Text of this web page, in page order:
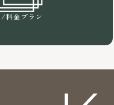
/料金プラン